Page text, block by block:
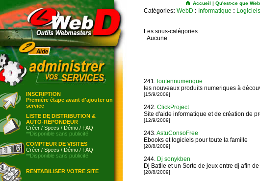
INSCRIPTION
Première étape avant d'ajouter un
service
LISTE DE DISTRIBUTION &
AUTO-RÉPONDEUR
Créer / Specs / Démo / FAQ
**Disponible sans publicité
COMPTEUR DE VISITES
Créer / Specs / Démo / FAQ
**Disponible sans publicité
RENTABILISER VOTRE SITE
Accueil | Qu'est-ce que Web
Catégories: WebD : Informatique :
Les sous-catégories
Aucune
241. toutennumerique
les nouveaux produits numeriques à
[15/9/2009]
242. ClickProject
Site d'aide informatique et de création de
[12/9/2009]
243.AstuConsoFree
Ebooks et logiciels pour toute la famille
[28/8/2009]
244. Dj sonykben
Dj Batlle et un Sorte de jeux entre dj afin
[28/8/2009]